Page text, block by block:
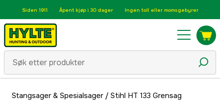
Siden 1911 Åpent kjøp i 30 dager Ingen toll eller momsgebyrer
Stangsager & Spesialsager/ Stihl HT 133 Grensag